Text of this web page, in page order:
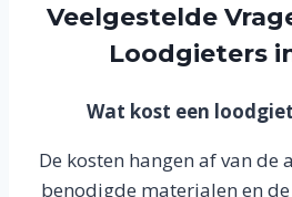
Veelgestelde
Loodgieters
Wat kost een
De kosten hangen af van de
benodigde materialen en